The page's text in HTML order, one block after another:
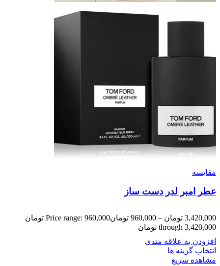
مقایسه
عطر امبر لدر دست ساز
3,420,000 تومان –
960,000 تومان
Price range: 960,000 تومان
through 3,420,000 تومان
افزودن به علاقه مندی
انتخاب گزینه ها
مشاهده سریع